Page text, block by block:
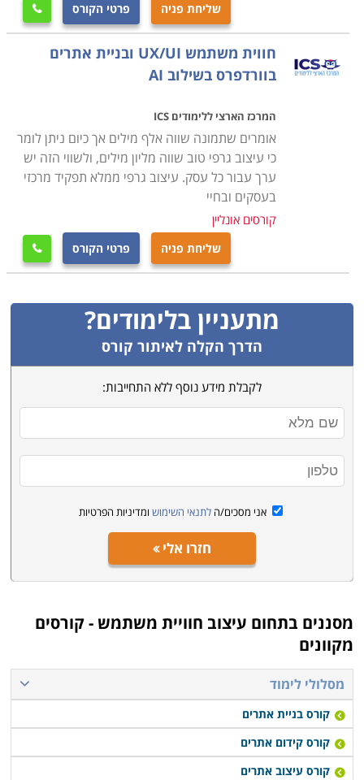
שליחת פניה פרטי הקורס 
חווית משתמש UX/UI ובניית אתרים
בוורדפרס בשילוב AI
המרכז הארצי ללימודים ICS
אומרים שתמונה שווה אלף מילים אך כיום ניתן לומר
כי עיצוב גרפי טוב שווה מליון מילים, ולשווי הזה יש
ערך עבור כל עסק. עיצוב גרפי ממלא תפקיד מרכזי
בעסקים ובחיי
קורסים אונליין
שליחת פניה פרטי הקורס 
מתעניין בלימודים?
הדרך הקלה לאיתור קורס
לקבלת מידע נוסף ללא התחייבות:
אני מסכים/ה לתנאי השימוש ומדיניות הפרטיות
חזרו אלי
מסננים בתחום עיצוב חוויית משתמש - קורסים
מקוונים
מסלולי לימוד
קורס בניית אתרים
קורס קידום אתרים
קורס עיצוב אתרים